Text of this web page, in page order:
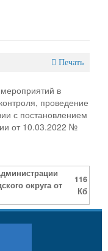
Печать
в
проведение
с постановлением
от 10.03.2022 №
округа от
116
Кб